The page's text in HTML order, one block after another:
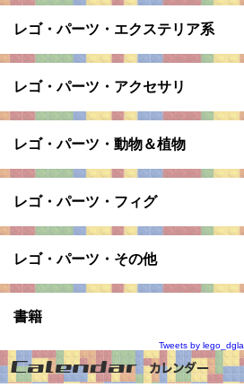
レゴ・パーツ・エクステリア系
レゴ・パーツ・アクセサリ
レゴ・パーツ・動物＆植物
レゴ・パーツ・フィグ
レゴ・パーツ・その他
書籍
Tweets by lego_dgla